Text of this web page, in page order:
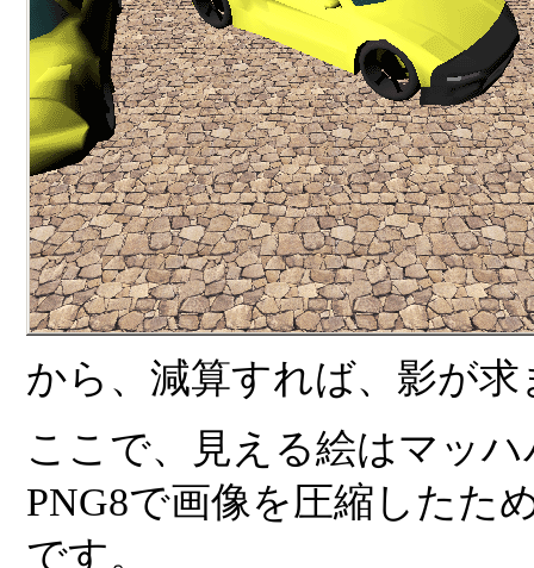
から、減算すれば、影が求
ここで、見える絵はマッ
PNG8で画像を圧縮したた
です。